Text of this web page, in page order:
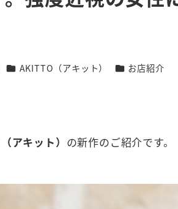
カテゴリー
AKITTO（アキット） カテゴリー
お店紹介
アキット） の新作のご紹介です。